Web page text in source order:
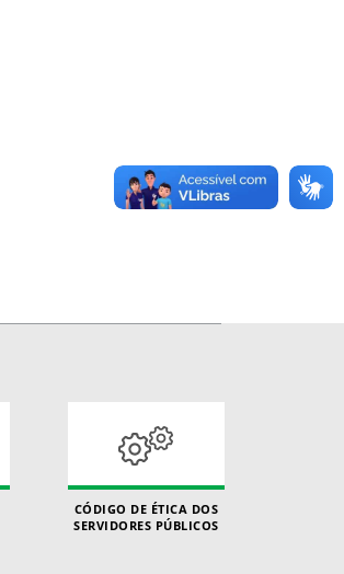
CÓDIGO DE ÉTICA DOS
SERVIDORES PÚBLICOS